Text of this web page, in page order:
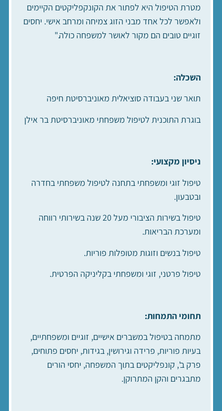
מטרת הטיפול היא לפתור את הקונקפליקטים הקיימים
ולאפשר לכל אחד מבני הזוג צמיחה ומרחב אישי. יחסים
זוגיים טובים הם מקור לאושר למשפחה כולה."
השכלה:
תואר שני בעבודה סוציאלית מאוניברסיטת חיפה
בוגרת התוכנית לטיפול משפחתי מאוניברסיטת בר אילן
ניסיון מקצועי:
טיפול זוגי ומשפחתי בתחנה לטיפול משפחתי בחדרה
ובטבעון.
טיפול בשירות הציבורי מעל 20 שנה בשירותי רווחה
ומערכת הבריאות.
טיפול בנשים וזוגות מטופלות פוריות.
טיפול פרטני, זוגי ומשפחתי בקליניקה הפרטית.
תחומי התמחות:
מתמחה בטיפול במשברים אישיים, זוגיים ומשפחתיים,
בעיות פוריות, פרידה וגירושין, בגידות, יחסים פתוחים,
פרק ב', קונפליקטים בתוך המשפחה, יחסי הורים
מתבגרים והקן המתרוקן.